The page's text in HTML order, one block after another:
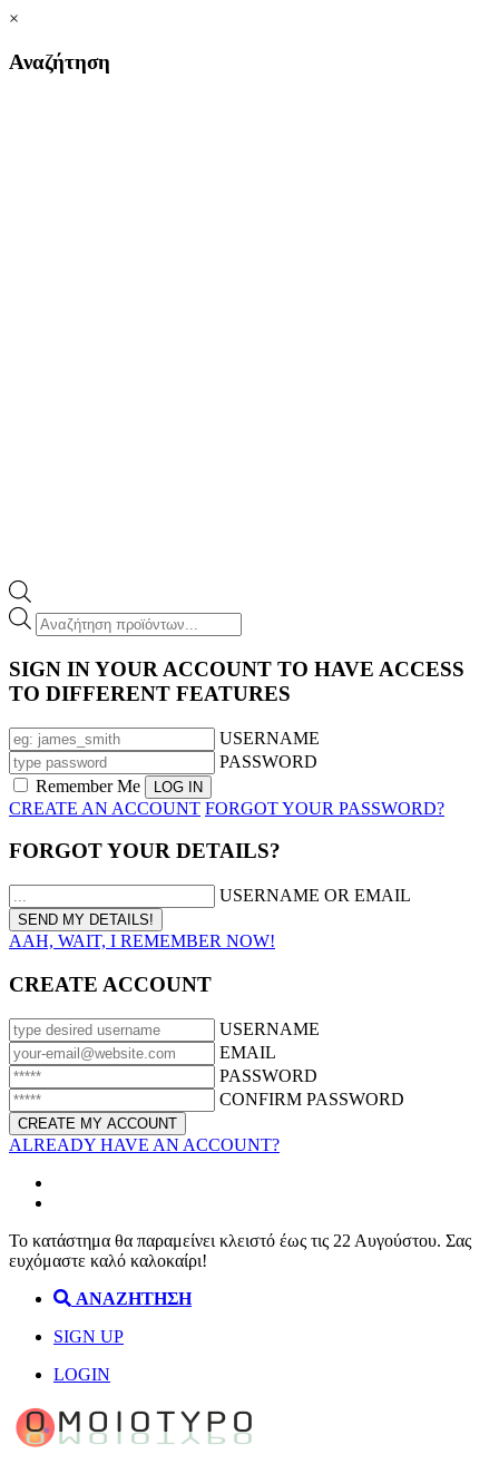
×
Αναζήτηση
Products
search
SIGN IN YOUR ACCOUNT TO HAVE ACCESS
TO DIFFERENT FEATURES
USERNAME
PASSWORD
Remember Me
CREATE AN ACCOUNT FORGOT YOUR PASSWORD?
FORGOT YOUR DETAILS?
USERNAME OR EMAIL
AAH, WAIT, I REMEMBER NOW!
CREATE ACCOUNT
USERNAME
EMAIL
PASSWORD
CONFIRM PASSWORD
ALREADY HAVE AN ACCOUNT?
Το κατάστημα θα παραμείνει κλειστό έως τις 22 Αυγούστου. Σας
ευχόμαστε καλό καλοκαίρι!
ΑΝΑΖΗΤΗΣΗ
SIGN UP
LOGIN